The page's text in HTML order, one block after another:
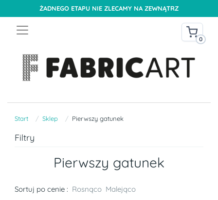
ŻADNEGO ETAPU NIE ZLECAMY NA ZEWNĄTRZ
0
Start Sklep Pierwszy gatunek
Filtry
Pierwszy gatunek
Sortuj po cenie : Rosnąco Malejąco